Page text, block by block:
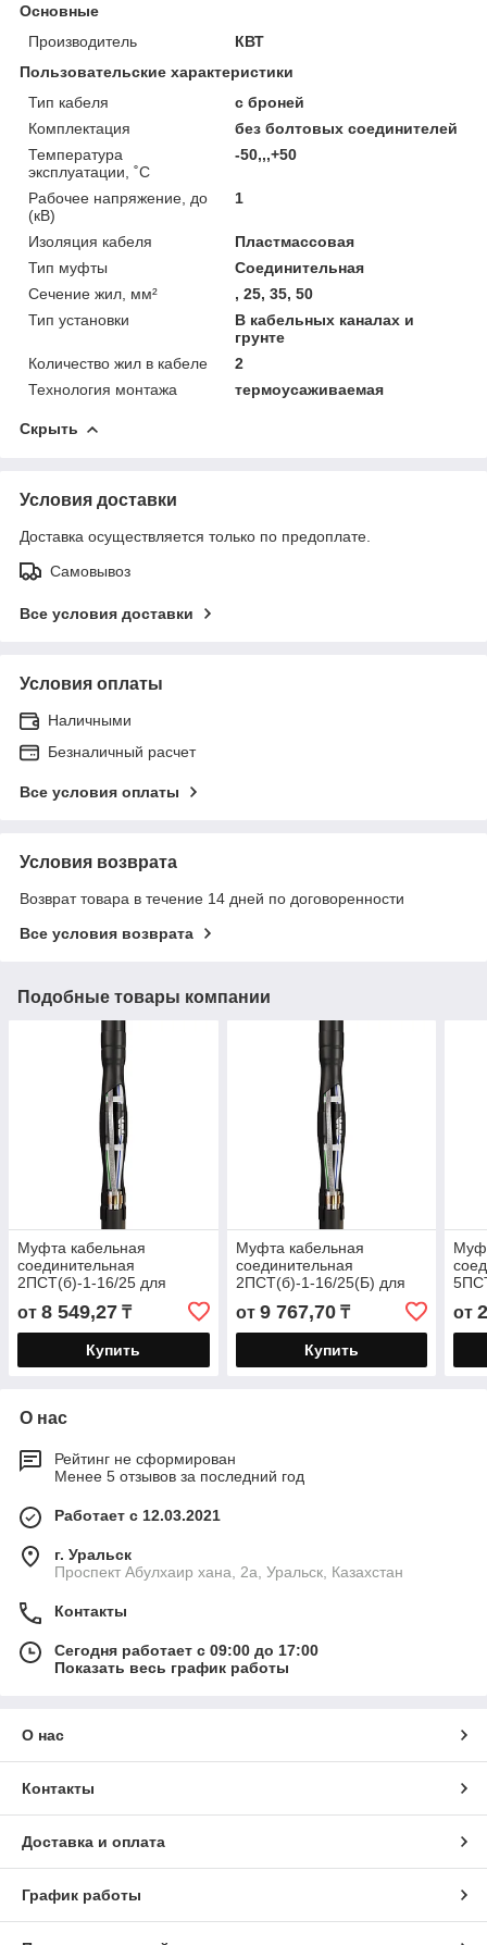
Основные
Производитель
КВТ
Пользовательские характеристики
Тип кабеля
с броней
Комплектация
без болтовых соединителей
Температура
эксплуатации, ˚С
-50,,,+50
Рабочее напряжение, до
(кВ)
1
Изоляция кабеля
Пластмассовая
Тип муфты
Соединительная
Сечение жил, мм²
, 25, 35, 50
Тип установки
В кабельных каналах и
грунте
Количество жил в кабеле
2
Технология монтажа
термоусаживаемая
Скрыть
Условия доставки
Доставка осуществляется только по предоплате.
Самовывоз
Все условия доставки
Условия оплаты
Наличными
Безналичный расчет
Все условия оплаты
Условия возврата
Возврат товара в течение 14 дней по договоренности
Все условия возврата
Подобные товары компании
Муфта кабельная
соединительная
2ПСТ(б)-1-16/25 для
бронированных кабелей с
пластмассовой изоляцией
до 1кВ
от 8 549,27 ₸
Купить
Муфта кабельная
соединительная
2ПСТ(б)-1-16/25(Б) для
бронированных кабелей с
пластмассовой изоляцией
до 1кВ с
от 9 767,70₸
Купить
от
О нас
Рейтинг не сформирован
Менее 5 отзывов за последний год
Работает с 12.03.2021
г. Уральск
Проспект Абулхаир хана, 2а, Уральск, Казахстан
Контакты
Сегодня работает с 09:00 до 17:00
Показать весь график работы
О нас
Контакты
Доставка и оплата
График работы